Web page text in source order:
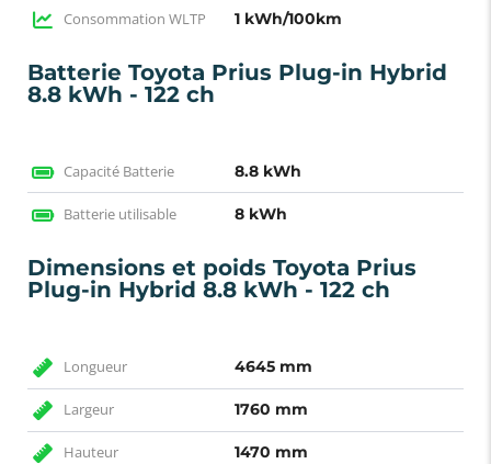
Consommation WLTP 1 kWh/100km
Batterie Toyota Prius Plug-in Hybrid
8.8 kWh - 122 ch
Capacité Batterie 8.8 kWh
Batterie utilisable 8 kWh
Dimensions et poids Toyota Prius
Plug-in Hybrid 8.8 kWh - 122 ch
Longueur 4645 mm
Largeur 1760 mm
Hauteur 1470 mm